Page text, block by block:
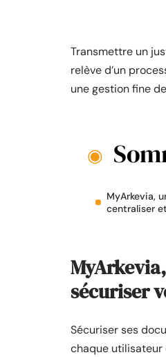
Transmettre un
relève d’un
une gestion fine
MyArkevia,
centraliser
sécuriser
Sécuriser ses
chaque utilisateur